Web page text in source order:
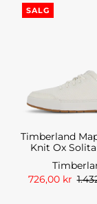
SALG
Timberland
Knit Ox
726,00 kr